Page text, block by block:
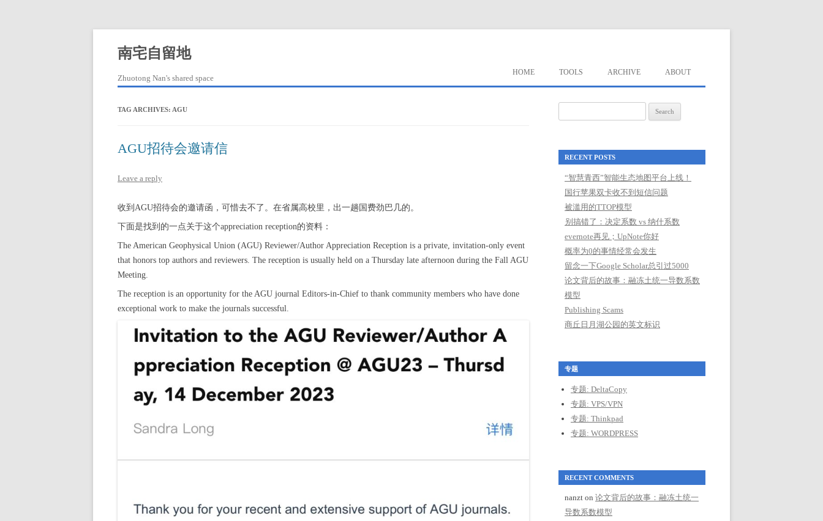
content
南宅自留地
Zhuotong Nan's shared space
HOME TOOLS ARCHIVE ABOUT
TAG ARCHIVES: AGU
AGU招待会邀请信
Leave a reply
收到AGU招待会的邀请函，可惜去不了。在省属高校里，出一趟国费劲巴几的。
下面是找到的一点关于这个appreciation reception的资料：
The American Geophysical Union (AGU) Reviewer/Author Appreciation Reception is a private, invitation-only event
that honors top authors and reviewers. The reception is usually held on a Thursday late afternoon during the Fall AGU
Meeting.
The reception is an opportunity for the AGU journal Editors-in-Chief to thank community members who have done
exceptional work to make the journals successful.
for:
RECENT POSTS
“智慧青西”智能生态地图平台上线！
国行苹果双卡收不到短信问题
被滥用的TTOP模型
别搞错了：决定系数 vs 纳什系数
evernote再见；UpNote你好
概率为0的事情经常会发生
留念一下Google Scholar总引过5000
论文背后的故事：融冻土统一导数系数
模型
Publishing Scams
商丘日月湖公园的英文标识
专题
专题: DeltaCopy
专题: VPS/VPN
专题: Thinkpad
专题: WORDPRESS
RECENT COMMENTS
nanzt on 论文背后的故事：融冻土统一
导数系数模型